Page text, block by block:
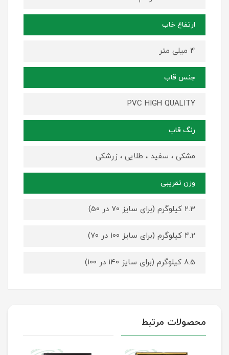
ارتفاع خاب
4 میلی متر
جنس قاب
PVC HIGH QUALITY
رنگ قاب
مشکی ، سفید ، طلایی ، زرشکی
وزن تقریبی
2.3 کیلوگرم (برای سایز 70 در 50)
4.2 کیلوگرم (برای سایز 100 در 70)
8.5 کیلوگرم (برای سایز 140 در 100)
محصولات مرتبط